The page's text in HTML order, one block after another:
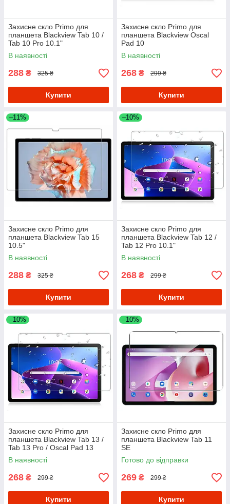
Захисне скло Primo для
планшета Blackview Tab 10 /
Tab 10 Pro 10.1"
В наявності
288 ₴ 325 ₴
Купити
Захисне скло Primo для
планшета Blackview Oscal
Pad 10
В наявності
268 ₴ 299 ₴
Купити
–11%
Захисне скло Primo для
планшета Blackview Tab 15
10.5"
В наявності
288 ₴ 325 ₴
Купити
–10%
Захисне скло Primo для
планшета Blackview Tab 12 /
Tab 12 Pro 10.1"
В наявності
268 ₴ 299 ₴
Купити
–10%
Захисне скло Primo для
планшета Blackview Tab 13 /
Tab 13 Pro / Oscal Pad 13
В наявності
268 ₴ 299 ₴
Купити
–10%
Захисне скло Primo для
планшета Blackview Tab 11
SE
Готово до відправки
269 ₴ 299 ₴
Купити